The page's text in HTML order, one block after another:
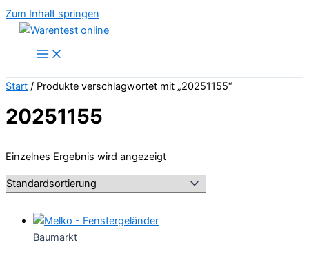
Zum Inhalt springen
Start / Produkte verschlagwortet mit „20251155“
20251155
Einzelnes Ergebnis wird angezeigt
Baumarkt